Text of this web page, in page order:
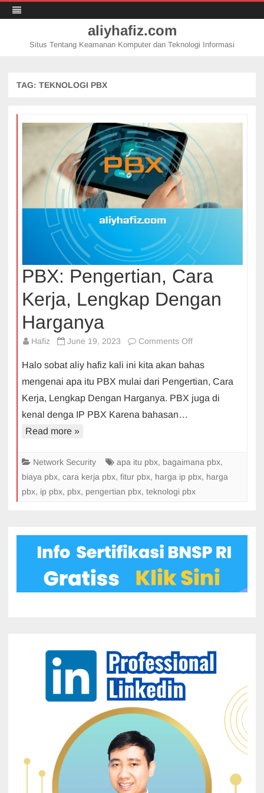
aliyhafiz.com
Situs Tentang Keamanan Komputer dan Teknologi Informasi
TAG: TEKNOLOGI PBX
PBX: Pengertian, Cara
Kerja, Lengkap Dengan
Harganya
Hafiz June 19, 2023 Comments Offon
Pengertian,
Cara
Kerja,
Halo sobat aliy hafiz kali ini kita akan bahas
mengenai apa itu PBX mulai dari Pengertian, Cara
Kerja, Lengkap Dengan Harganya. PBX juga di
kenal denga IP PBX Karena bahasan…
Read more »
Network Security apa itu pbx, bagaimana pbx,
biaya pbx, cara kerja pbx, fitur pbx, harga ip pbx, harga
pbx, ip pbx, pbx, pengertian pbx, teknologi pbx